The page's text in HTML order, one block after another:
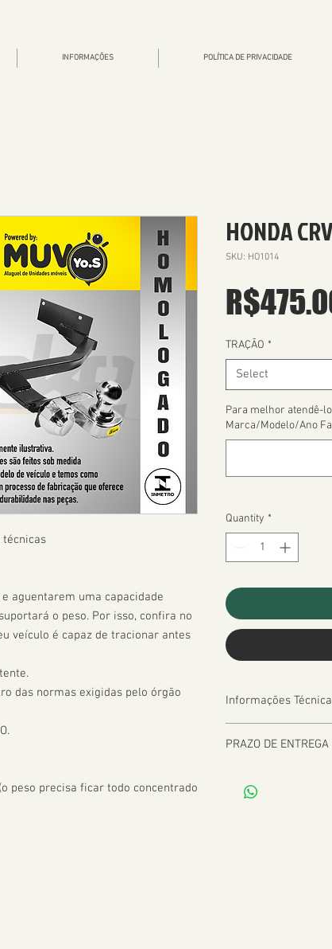
INFORMAÇÕES POLÍTICA DE PRIVACIDADE
técnicas
aguentarem uma capacidade
o peso. Por isso, confira no
veículo é capaz de tracionar antes
das normas exigidas pelo órgão
peso precisa ficar todo concentrado
HONDA
SKU: HO1014
TRAÇÃO *
Select
Para melhor atendê-
Marca/Modelo/Ano
Quantity *
Informações
PRAZO DE ENTREGA